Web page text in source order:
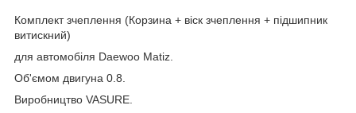
Комплект зчеплення (Корзина + віск зчеплення + підшипник
витискний)
для автомобіля Daewoo Matiz.
Об'ємом двигуна 0.8.
Виробництво VASURE.